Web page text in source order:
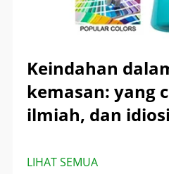
Keindahan
kemasan: yang
ilmiah, dan
LIHAT SEMUA